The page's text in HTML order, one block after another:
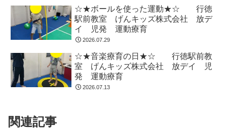
☆★ボールを使った運動★☆ 行徳
駅前教室 げんキッズ株式会社 放デ
イ 児発 運動療育
2026.07.29
☆★音楽療育の日★☆ 行徳駅前教
室 げんキッズ株式会社 放デイ 児
発 運動療育
2026.07.13
関連記事